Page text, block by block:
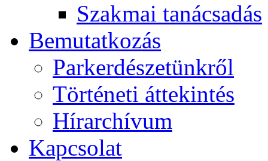
Szakmai tanácsadás
Bemutatkozás
Parkerdészetünkről
Történeti áttekintés
Hírarchívum
Kapcsolat